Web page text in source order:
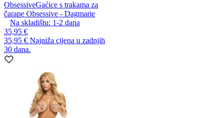
ObsessiveGaćice s trakama za
čarape Obsessive - Dagmarie
Na skladištu: 1-2 dana
35,95 €
35,95 € Najniža cijena u zadnjih
30 dana.